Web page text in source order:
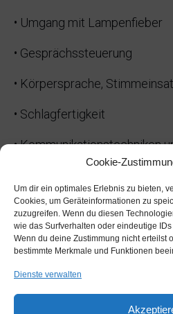
Cookie-
Um dir ein optimales Erlebnis zu bieten,
Cookies, um Geräteinformationen zu
zuzugreifen. Wenn du diesen
wie das Surfverhalten oder eindeutige
Wenn du deine Zustimmung nicht erteilst
bestimmte Merkmale und Funktionen
Dienste verwalten
• Umgang mit Lampenfieber
• Gesprächssteuerung
• Körpersprache,
• Schlagfertigkeit
• Kommunikationstechniken
Moderatorin in den
mein Wissen weiterzugeben,
optimal auf ihre beruflichen
vorzubereiten.